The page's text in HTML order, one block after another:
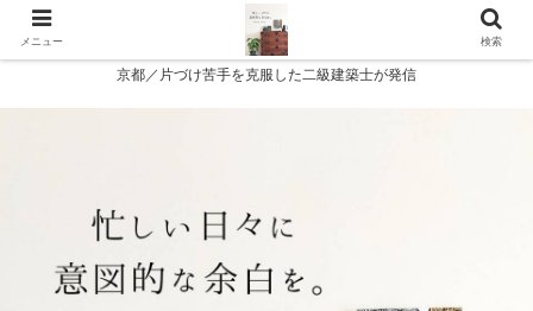
京都／片づけ苦手を克服した二級建築士が発信
メニュー 検索